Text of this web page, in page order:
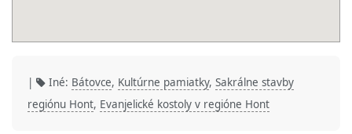
| Iné: Bátovce, Kultúrne pamiatky, Sakrálne stavby
regiónu Hont, Evanjelické kostoly v regióne Hont